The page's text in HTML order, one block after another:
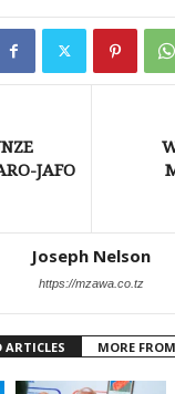
JAFO
Joseph Nelson
https://mzawa.co.tz
ARTICLES MORE